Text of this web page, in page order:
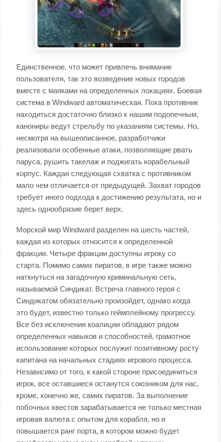
Единственное, что может привлечь внимание
пользователя, так это возведение новых городов
вместе с маяками на определенных локациях. Боевая
система в Windward автоматическая. Пока противник
находиться достаточно близко к нашим подопечным,
канониры ведут стрельбу по указаниям системы. Но,
несмотря на вышеописанное, разработчики
реализовали особенные атаки, позволяющие рвать
паруса, рушить такелаж и поджигать корабельный
корпус. Каждая следующая схватка с противником
мало чем отличается от предыдущей. Захват городов
требует иного подхода к достижению результата, но и
здесь однообразие берет верх.
Морской мир Windward разделен на шесть частей,
каждая из которых относится к определенной
фракции. Четыре фракции доступны игроку со
старта. Помимо самих пиратов, в игре также можно
наткнуться на загадочную криминальную сеть,
называемой Синдикат. Встреча главного героя с
Синдикатом обязательно произойдет, однако когда
это будет, известно только геймплейному прогрессу.
Все без исключения коалиции обладают рядом
определенных навыков и способностей, грамотное
использование которых послужит позитивному росту
капитана на начальных стадиях игрового процесса.
Независимо от того, к какой стороне присоединиться
игрок, все оставшиеся останутся союзником для нас,
кроме, конечно же, самих пиратов. За выполнение
побочных квестов зарабатывается не только местная
игровая валюта с опытом для корабля, но и
повышается ранг порта, в котором можно будет